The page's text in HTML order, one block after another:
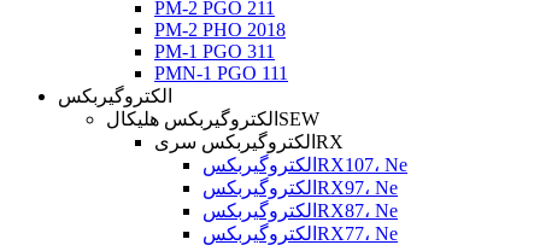
PM-2 PGO 211
PM-2 PHO 2018
PM-1 PGO 311
PMN-1 PGO 111
الکتروگیربکس
الکتروگیربکس هلیکالSEW
الکتروگیربکس سریRX
الکتروگیربکسRX107، Ne
الکتروگیربکسRX97، Ne
الکتروگیربکسRX87، Ne
الکتروگیربکسRX77، Ne